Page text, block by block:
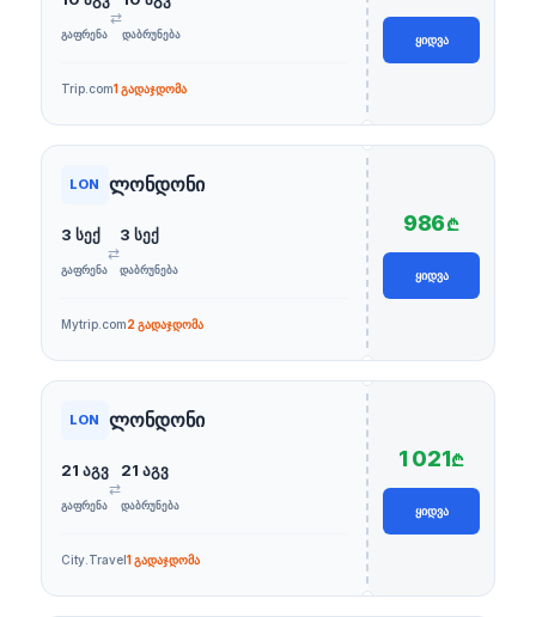
ᲒᲐᲤᲠᲔᲜᲐ
⇄
ᲓᲐᲑᲠᲣᲜᲔᲑᲐ
Trip.com1 გადაჯდომა
ᲧᲘᲓᲕᲐ
LON ლონდონი
3 სექ
ᲒᲐᲤᲠᲔᲜᲐ
⇄
3 სექ
ᲓᲐᲑᲠᲣᲜᲔᲑᲐ
Mytrip.com2 გადაჯდომა
986₾
ᲧᲘᲓᲕᲐ
LON ლონდონი
21 აგვ
ᲒᲐᲤᲠᲔᲜᲐ
⇄
21 აგვ
ᲓᲐᲑᲠᲣᲜᲔᲑᲐ
City.Travel1 გადაჯდომა
1 021₾
ᲧᲘᲓᲕᲐ